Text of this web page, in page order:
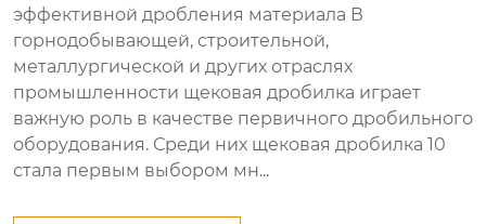
эффективной дробления материала В
горнодобывающей, строительной,
металлургической и других отраслях
промышленности щековая дробилка играет
важную роль в качестве первичного дробильного
оборудования. Среди них щековая дробилка 10
стала первым выбором мн...